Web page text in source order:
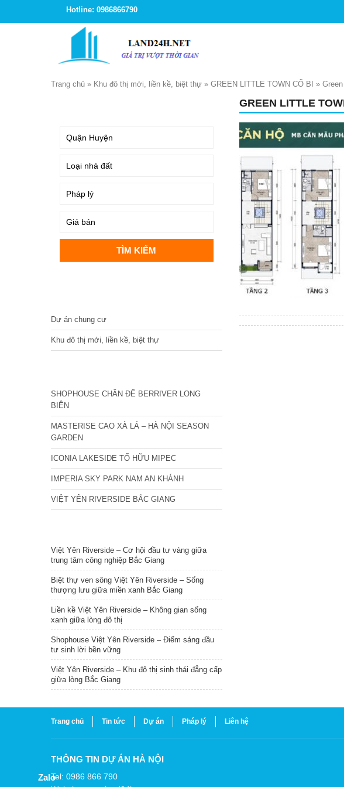
Hotline: 0986866790
Trang chủ » Khu đô thị mới, liền kề, biệt thự » GREEN LITTLE TOWN CỔ BI »
GREEN LITTLE
Dự án chung cư
Khu đô thị mới, liền kề, biệt thự
SHOPHOUSE CHÂN ĐẾ BERRIVER LONG
BIÊN
MASTERISE CAO XÀ LÁ – HÀ NỘI SEASON
GARDEN
ICONIA LAKESIDE TỐ HỮU MIPEC
IMPERIA SKY PARK NAM AN KHÁNH
VIỆT YÊN RIVERSIDE BẮC GIANG
Việt Yên Riverside – Cơ hội đầu tư vàng giữa
trung tâm công nghiệp Bắc Giang
Biệt thự ven sông Việt Yên Riverside – Sống
thượng lưu giữa miền xanh Bắc Giang
Liền kề Việt Yên Riverside – Không gian sống
xanh giữa lòng đô thị
Shophouse Việt Yên Riverside – Điểm sáng đầu
tư sinh lời bền vững
Việt Yên Riverside – Khu đô thị sinh thái đẳng cấp
giữa lòng Bắc Giang
Trang chủ Tin tức Dự án Pháp lý Liên hệ
THÔNG TIN DỰ ÁN HÀ NỘI
Tel: 0986 866 790
Zalo